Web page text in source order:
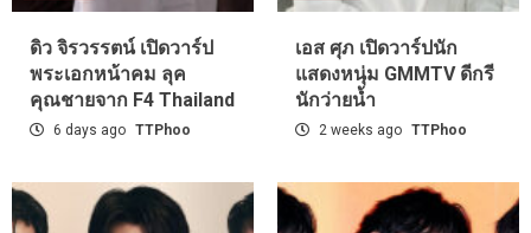
ดิว จิรวรรตน์ เปิดวาร์ป
พระเอกหน้าคม ลุค
คุณชายจาก F4 Thailand
6 days ago TTPhoo
เอส ศุภ เปิดวาร์ปนัก
แสดงหนุ่ม GMMTV ดีกรี
นักว่ายน้ำ
2 weeks ago TTPhoo